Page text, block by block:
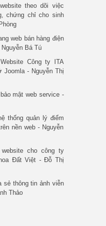
theo dõi việc
chứng chỉ cho sinh
web bán hàng điện
Bá Tú
Công ty ITA
Joomla - Nguyễn Thị
mật web service -
thống quản lý điểm
nền web - Nguyễn
cho công ty
Đất Việt - Đỗ Thị
sẻ thông tin ảnh viễn
Thảo